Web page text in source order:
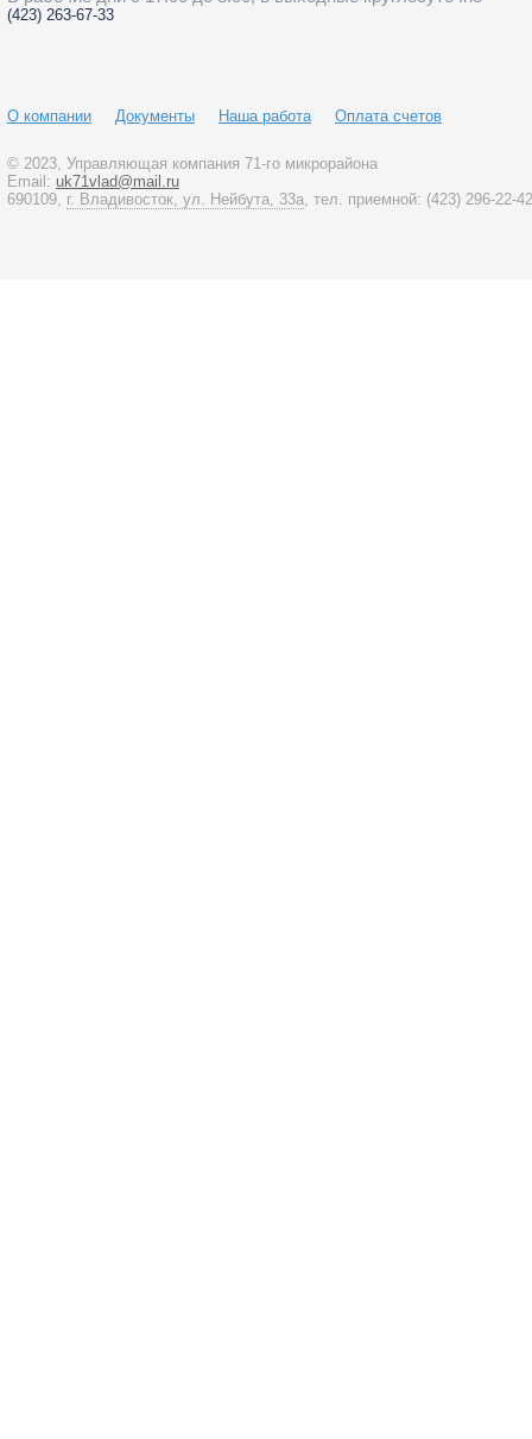
(423) 263-67-33
О компании Документы Наша работа Оплата счетов
© 2023, Управляющая компания 71-го микрорайона
Email: uk71vlad@mail.ru
690109, г. Владивосток, ул. Нейбута, 33а, тел. приемной: (423) 296-22-